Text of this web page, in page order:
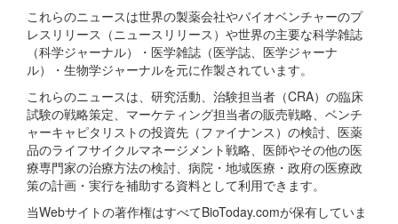
これらのニュースは世界の製薬会社やバイオベンチャーのプ
レスリリース（ニュースリリース）や世界の主要な科学雑誌
（科学ジャーナル）・医学雑誌（医学誌、医学ジャーナ
ル）・生物学ジャーナルを元に作製されています。
これらのニュースは、研究活動、治験担当者（CRA）の臨床
試験の戦略策定、マーケティング担当者の販売戦略、ベンチ
ャーキャピタリストの投資先（ファイナンス）の検討、医薬
品のライフサイクルマネージメント戦略、医師やその他の医
療専門家の治療方法の検討、病院・地域医療・政府の医療政
策の計画・実行を補助する資料として利用できます。
当Webサイトの著作権はすべてBioToday.comが保有していま